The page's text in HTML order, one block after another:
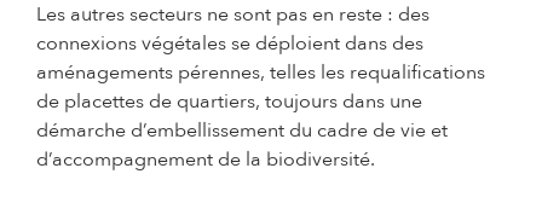
Les autres secteurs ne sont pas en reste : des
connexions végétales se déploient dans des
aménagements pérennes, telles les requalifications
de placettes de quartiers, toujours dans une
démarche d’embellissement du cadre de vie et
d’accompagnement de la biodiversité.